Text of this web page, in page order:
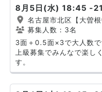
8月5日(水) 18:45 -
名古屋市北区【大曽
募集人数：3名
3面＋0.5面×3で大人数
上級募集でみんなで楽し
す。